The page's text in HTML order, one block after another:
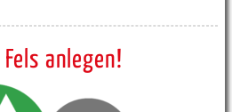
Fels anlegen!